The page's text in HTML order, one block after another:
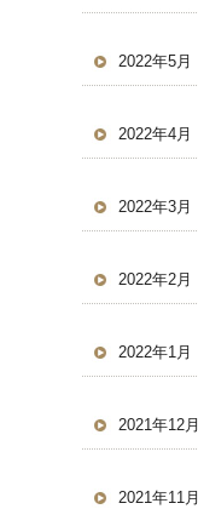
2022年5月
2022年4月
2022年3月
2022年2月
2022年1月
2021年12月
2021年11月